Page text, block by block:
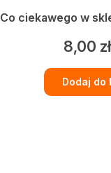
Co ciekawego w
8,00 zł
Dodaj do